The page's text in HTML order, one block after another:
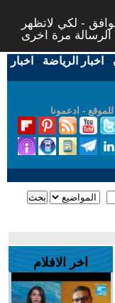
- لكي لاتظهر
- اخبار الرياضة - اخبار
للموقع - ادعمونا
اخر الافلام